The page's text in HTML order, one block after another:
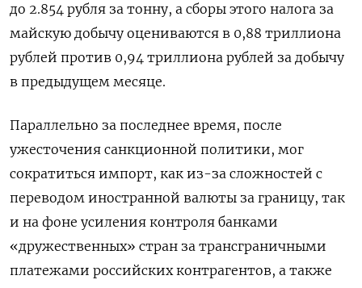
до 2.854 рубля за тонну, а сборы этого налога за
майскую добычу оцениваются в 0,88 триллиона
рублей против 0,94 триллиона рублей за добычу
в предыдущем месяце.
Параллельно за последнее время, после
ужесточения санкционной политики, мог
сократиться импорт, как из-за сложностей с
переводом иностранной валюты за границу, так
и на фоне усиления контроля банками
«дружественных» стран за транcграничными
платежами российских контрагентов, а также